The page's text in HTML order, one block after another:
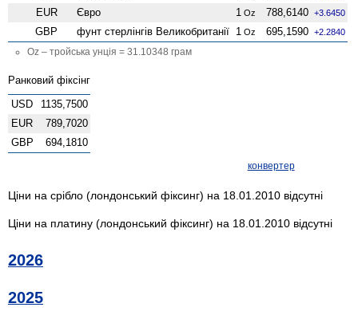
EUR Євро 1 Oz 788,6140 +3.6450
GBP фунт стерлінгів Велико­британії 1 Oz 695,1590 +2.2840
Oz – тройська унція = 31.10348 грам
Ранковий фіксінг
USD
1135,7500
EUR
789,7020
GBP
694,1810
конвертер
Ціни на срібло (лондонський фіксинг) на 18.01.2010 відсутні
Ціни на платину (лондонський фіксинг) на 18.01.2010 відсутні
2026
2025